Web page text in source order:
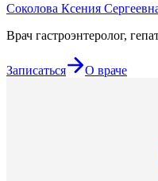
Соколова Ксения
Врач гастроэнтеролог,
Записаться О враче